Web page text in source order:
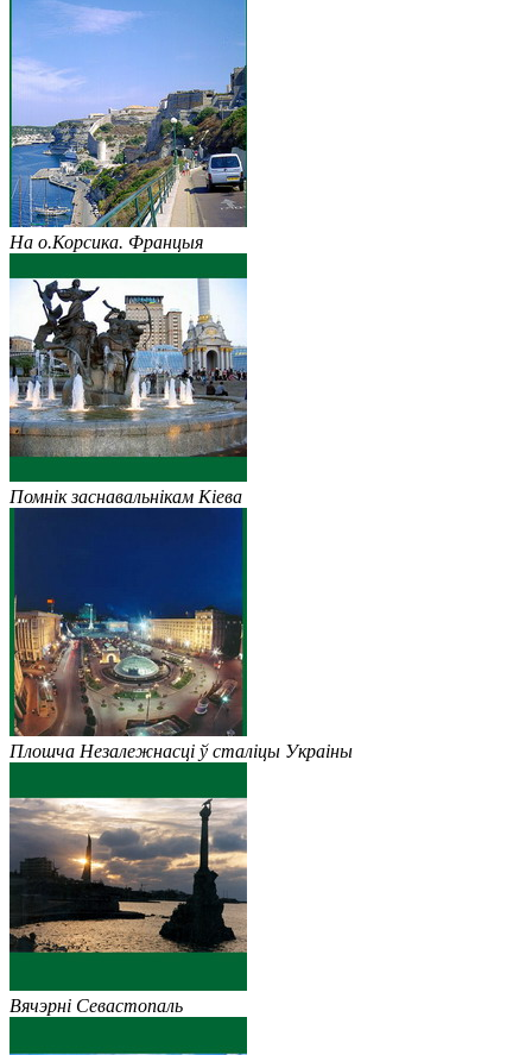
На о.Корсика. Францыя
Помнік заснавальнікам Кіева
Плошча Незалежнасці ў сталіцы Украіны
Вячэрні Севастопаль